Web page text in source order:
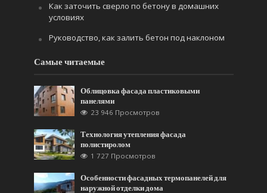
Как заточить сверло по бетону в домашних
условиях
Руководство, как залить бетон под наклоном
Самые читаемые
Облицовка фасада пластиковыми
панелями
23 946 Просмотров
Технология утепления фасада
полистиролом
1 727 Просмотров
Особенности фасадных термопанелей для
наружной отделки дома